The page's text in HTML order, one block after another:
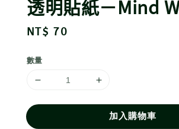
透明貼紙－Mind
Regular
NT$ 70
數量
加入購物車